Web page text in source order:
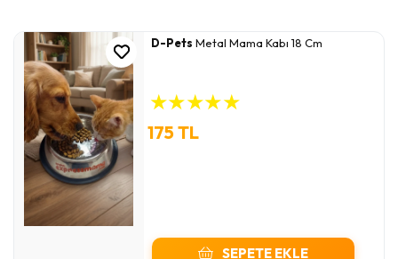
D-Pets Metal Mama Kabı 18 Cm
★★★★★
175 TL
SEPETE EKLE